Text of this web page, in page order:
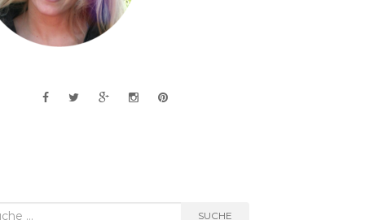
SUCHE